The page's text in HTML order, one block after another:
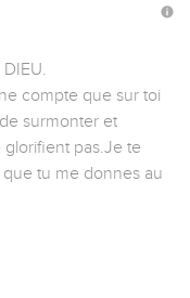
compte que sur toi
surmonter et
pas.Je te
tu me donnes au